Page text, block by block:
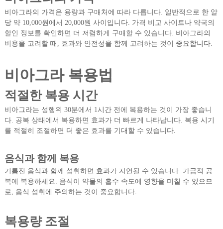
비아그라의 가격은 용량과 구매처에 따라 다릅니다. 일반적으로 한 알
당 약 10,000원에서 20,000원 사이입니다. 가격 비교 사이트나 약국의
할인 정보를 확인하면 더 저렴하게 구매할 수 있습니다. 비아그라의
비용을 고려할 때, 효과와 안전성을 함께 고려하는 것이 중요합니다.
비아그라 복용법
적절한 복용 시간
비아그라는 성행위 30분에서 1시간 전에 복용하는 것이 가장 좋습니
다. 공복 상태에서 복용하면 효과가 더 빠르게 나타납니다. 복용 시기
를 적절히 조절하면 더 좋은 효과를 기대할 수 있습니다.
음식과 함께 복용
기름진 음식과 함께 섭취하면 효과가 지연될 수 있습니다. 가급적 공
복에 복용하세요. 음식이 약물의 흡수 속도에 영향을 미칠 수 있으므
로, 음식 섭취에 주의하는 것이 중요합니다.
복용량 조절